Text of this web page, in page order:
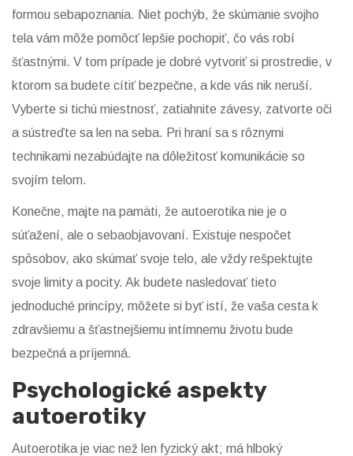
formou sebapoznania. Niet pochýb, že skúmanie svojho
tela vám môže pomôcť lepšie pochopiť, čo vás robí
šťastnými. V tom prípade je dobré vytvoriť si prostredie, v
ktorom sa budete cítiť bezpečne, a kde vás nik neruší.
Vyberte si tichú miestnosť, zatiahnite závesy, zatvorte oči
a sústreďte sa len na seba. Pri hraní sa s rôznymi
technikami nezabúdajte na dôležitosť komunikácie so
svojím telom.
Konečne, majte na pamäti, že autoerotika nie je o
súťažení, ale o sebaobjavovaní. Existuje nespočet
spôsobov, ako skúmať svoje telo, ale vždy rešpektujte
svoje limity a pocity. Ak budete nasledovať tieto
jednoduché princípy, môžete si byť istí, že vaša cesta k
zdravšiemu a šťastnejšiemu intímnemu životu bude
bezpečná a príjemná.
Psychologické aspekty
autoerotiky
Autoerotika je viac než len fyzický akt; má hlboký